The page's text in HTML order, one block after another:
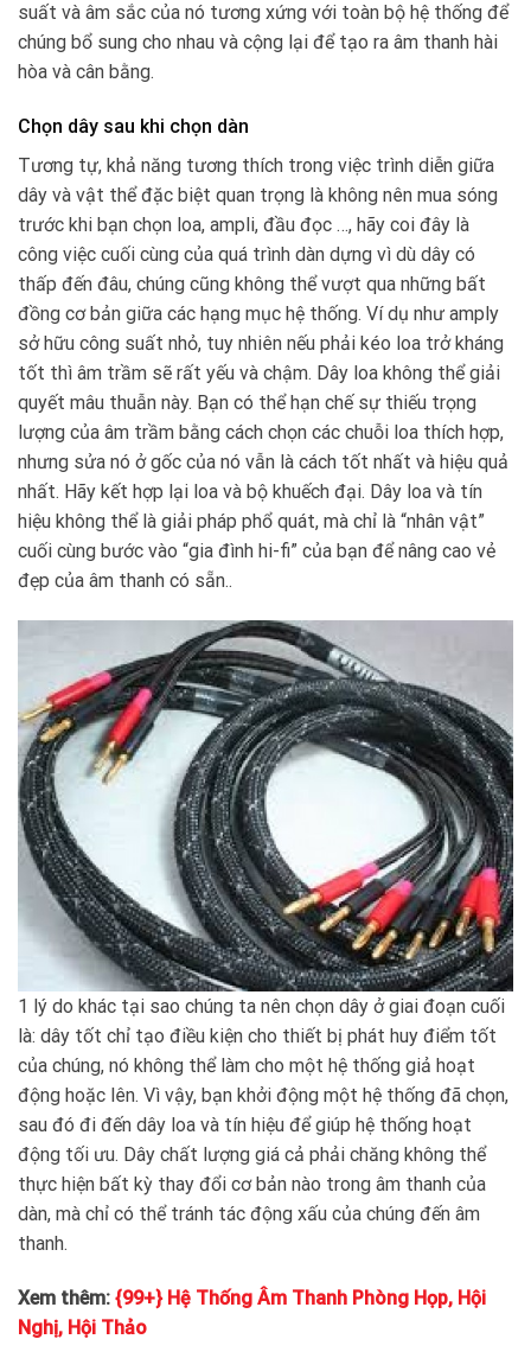
suất và âm sắc của nó tương xứng với toàn bộ hệ thống để
chúng bổ sung cho nhau và cộng lại để tạo ra âm thanh hài
hòa và cân bằng.
Chọn dây sau khi chọn dàn
Tương tự, khả năng tương thích trong việc trình diễn giữa
dây và vật thể đặc biệt quan trọng là không nên mua sóng
trước khi bạn chọn loa, ampli, đầu đọc …, hãy coi đây là
công việc cuối cùng của quá trình dàn dựng vì dù dây có
thấp đến đâu, chúng cũng không thể vượt qua những bất
đồng cơ bản giữa các hạng mục hệ thống. Ví dụ như amply
sở hữu công suất nhỏ, tuy nhiên nếu phải kéo loa trở kháng
tốt thì âm trầm sẽ rất yếu và chậm. Dây loa không thể giải
quyết mâu thuẫn này. Bạn có thể hạn chế sự thiếu trọng
lượng của âm trầm bằng cách chọn các chuỗi loa thích hợp,
nhưng sửa nó ở gốc của nó vẫn là cách tốt nhất và hiệu quả
nhất. Hãy kết hợp lại loa và bộ khuếch đại. Dây loa và tín
hiệu không thể là giải pháp phổ quát, mà chỉ là “nhân vật”
cuối cùng bước vào “gia đình hi-fi” của bạn để nâng cao vẻ
đẹp của âm thanh có sẵn..
1 lý do khác tại sao chúng ta nên chọn dây ở giai đoạn cuối
là: dây tốt chỉ tạo điều kiện cho thiết bị phát huy điểm tốt
của chúng, nó không thể làm cho một hệ thống giả hoạt
động hoặc lên. Vì vậy, bạn khởi động một hệ thống đã chọn,
sau đó đi đến dây loa và tín hiệu để giúp hệ thống hoạt
động tối ưu. Dây chất lượng giá cả phải chăng không thể
thực hiện bất kỳ thay đổi cơ bản nào trong âm thanh của
dàn, mà chỉ có thể tránh tác động xấu của chúng đến âm
thanh.
Xem thêm: {99+} Hệ Thống Âm Thanh Phòng Họp, Hội
Nghị, Hội Thảo